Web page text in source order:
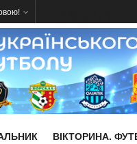
ВІКТОРИНА.